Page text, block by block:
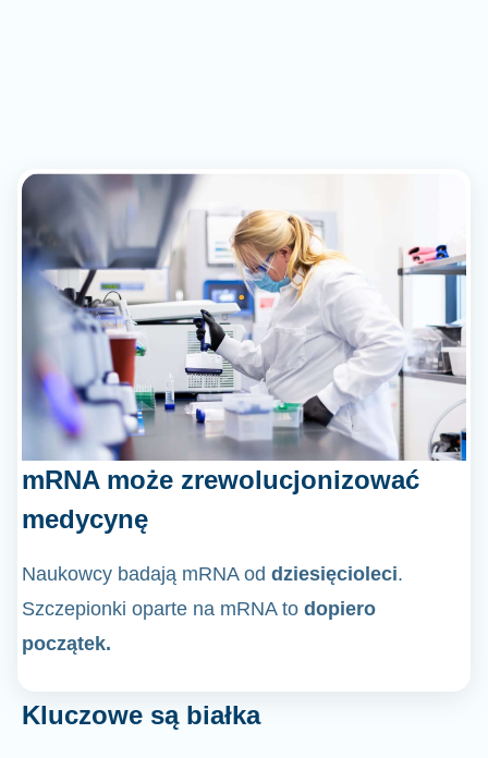
mRNA może zrewolucjonizować
medycynę
Naukowcy badają mRNA od dziesięcioleci.
Szczepionki oparte na mRNA to dopiero
początek.
Kluczowe są białka